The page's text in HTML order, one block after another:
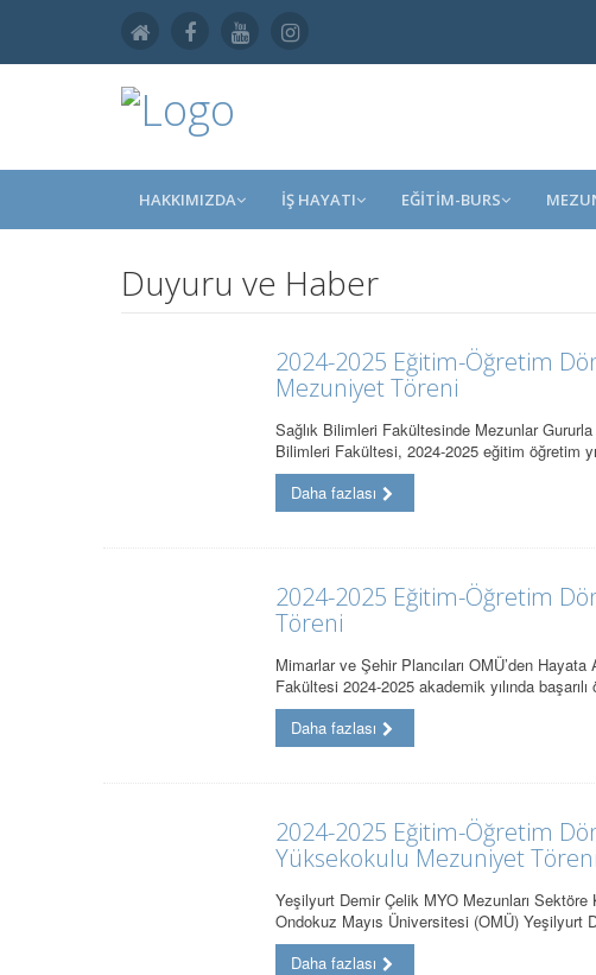
HAKKIMIZDA İŞ HAYATI EĞİTİM-BURS
Duyuru ve Haber
2024-2025 Eğitim-Öğretim
Mezuniyet Töreni
Sağlık Bilimleri Fakültesinde Mezunlar
Bilimleri Fakültesi, 2024-2025 eğitim öğretim
Daha fazlası
2024-2025 Eğitim-Öğretim
Töreni
Mimarlar ve Şehir Plancıları OMÜ’den
Fakültesi 2024-2025 akademik yılında
Daha fazlası
2024-2025 Eğitim-Öğretim
Yüksekokulu Mezuniyet Töreni
Yeşilyurt Demir Çelik MYO Mezunları Sektöre
Ondokuz Mayıs Üniversitesi (OMÜ) Yeşilyurt
Daha fazlası